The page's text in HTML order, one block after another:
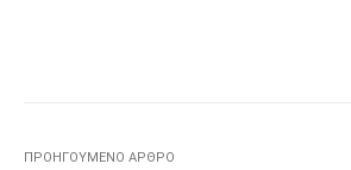
ΠΡΟΗΓΟΎΜΕΝΟ ΆΡΘΡΟ